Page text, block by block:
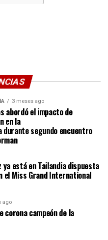
3 meses ago
abordó el impacto de
en la
segundo encuentro
ya está en Tailandia dispuesta
el Miss Grand International
ago
corona campeón de la